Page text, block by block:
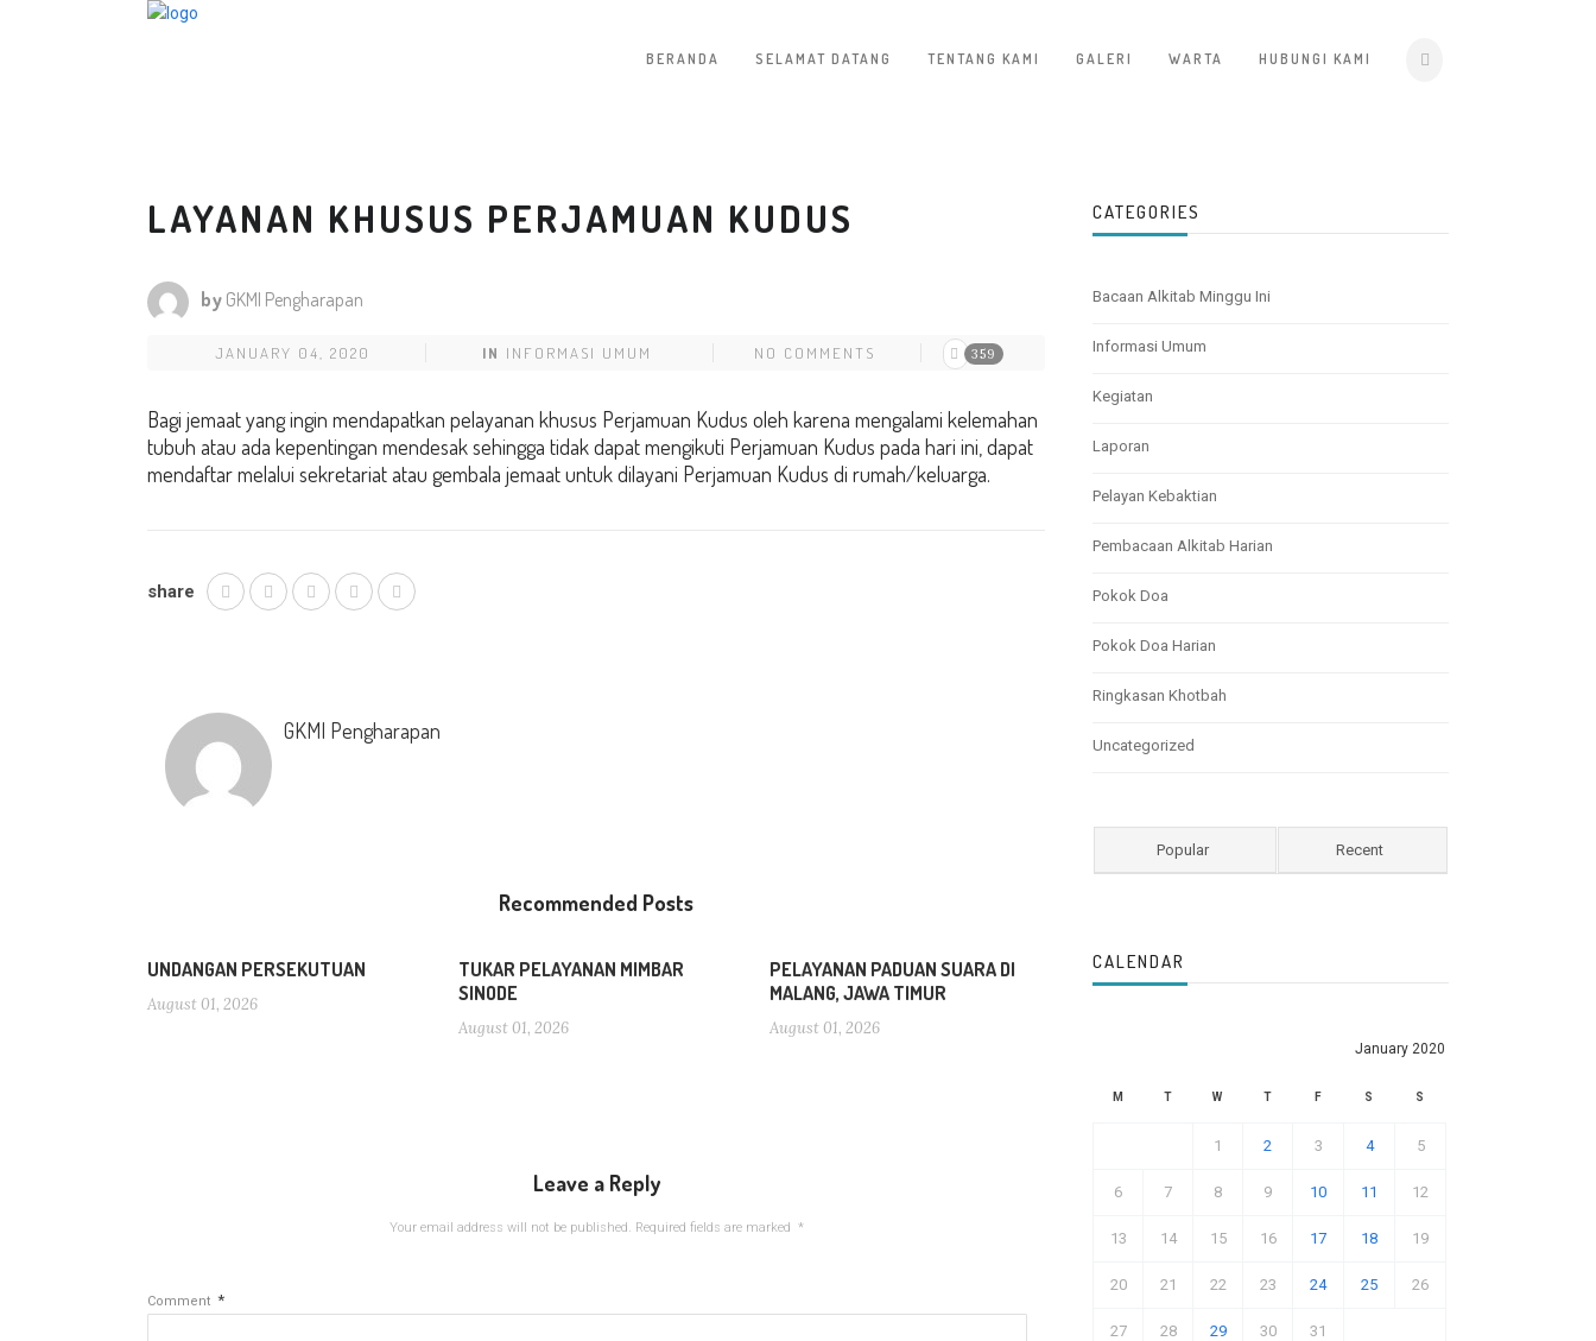
BERANDA SELAMAT DATANG TENTANG KAMI GALERI WARTA HUBUNGI KAMI
LAYANAN KHUSUS PERJAMUAN KUDUS
by GKMI Pengharapan
JANUARY 04, 2020 IN INFORMASI UMUM NO COMMENTS 359
Bagi jemaat yang ingin mendapatkan pelayanan khusus Perjamuan Kudus oleh karena mengalami kelemahan
tubuh atau ada kepentingan mendesak sehingga tidak dapat mengikuti Perjamuan Kudus pada hari ini, dapat
mendaftar melalui sekretariat atau gembala jemaat untuk dilayani Perjamuan Kudus di rumah/keluarga.
share
GKMI Pengharapan
Recommended Posts
UNDANGAN PERSEKUTUAN
August 01, 2026
TUKAR PELAYANAN MIMBAR
SINODE
August 01, 2026
PELAYANAN PADUAN SUARA DI
MALANG, JAWA TIMUR
August 01, 2026
Leave a Reply
Your email address will not be published. Required fields are marked *
Comment *
CATEGORIES
Bacaan Alkitab Minggu Ini
Informasi Umum
Kegiatan
Laporan
Pelayan Kebaktian
Pembacaan Alkitab Harian
Pokok Doa
Pokok Doa Harian
Ringkasan Khotbah
Uncategorized
Popular Recent
CALENDAR
January 2020
M T W T F S S
1 2 3 4 5
6 7 8 9 10 11 12
13 14 15 16 17 18 19
20 21 22 23 24 25 26
27 28 29 30 31